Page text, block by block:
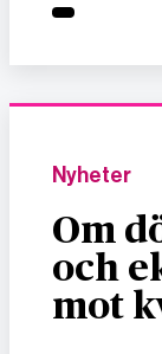
Nyheter
Om
och
mot